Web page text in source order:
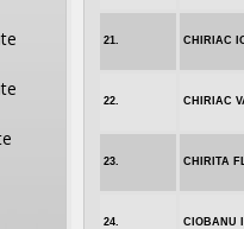
21. CHIRIAC
22. CHIRIAC
23. CHIRITA
24. CIOBANU